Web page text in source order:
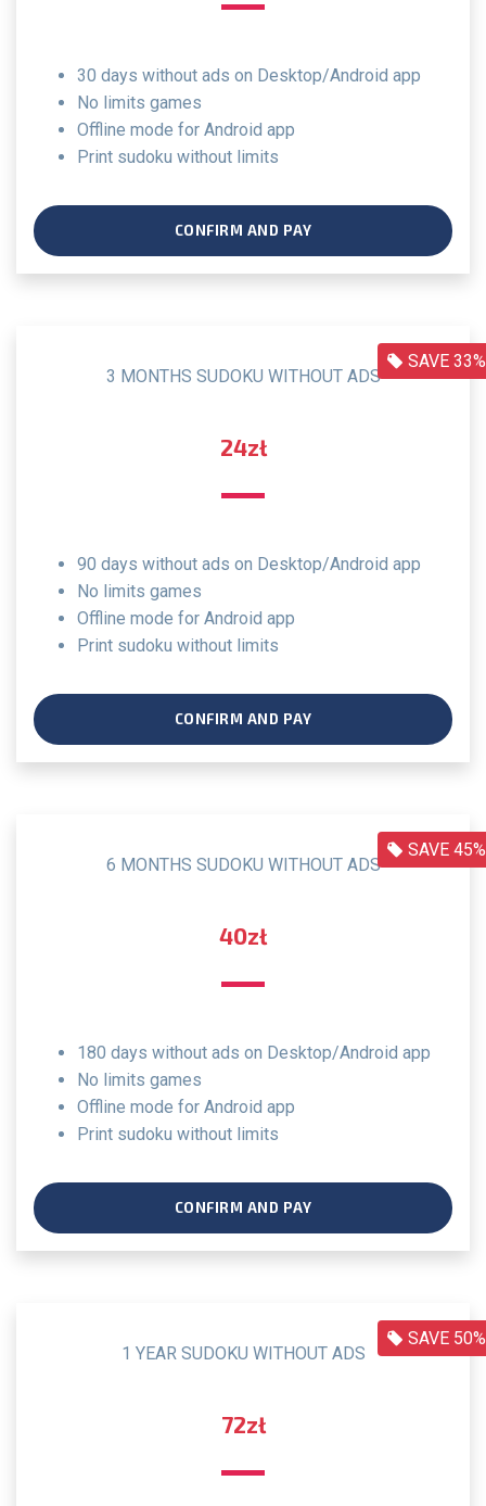
30 days without ads on Desktop/Android app
no limits games
offline mode for Android app
print sudoku without limits
CONFIRM AND PAY
SAVE 33%
3 MONTHS SUDOKU WITHOUT ADS
24zł
90 days without ads on Desktop/Android app
no limits games
offline mode for Android app
print sudoku without limits
CONFIRM AND PAY
SAVE 45%
6 MONTHS SUDOKU WITHOUT ADS
40zł
180 days without ads on Desktop/Android app
no limits games
offline mode for Android app
print sudoku without limits
CONFIRM AND PAY
SAVE 50%
1 YEAR SUDOKU WITHOUT ADS
72zł